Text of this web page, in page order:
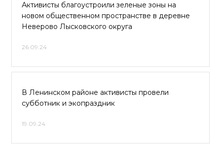
Активисты благоустроили зеленые зоны на
новом общественном пространстве в деревне
Неверово Лысковского округа
26.09.24
В Ленинском районе активисты провели
субботник и экопраздник
19.09.24